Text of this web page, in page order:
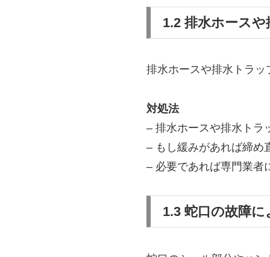
1.2 排水ホース
排水ホースや排水トラ
対処法
– 排水ホースや排水トラ
– もし緩みがあれば締め
– 必要であれば専門業者
1.3 蛇口の故障